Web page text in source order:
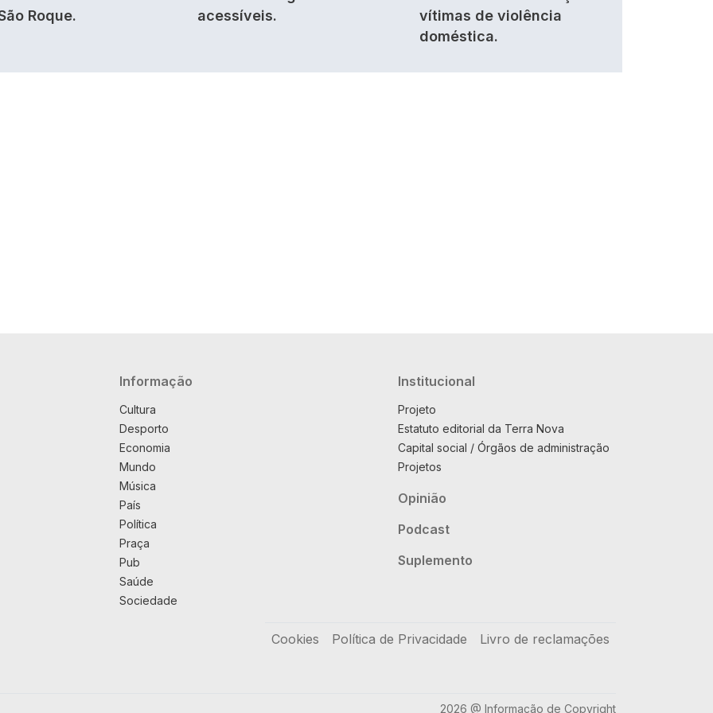
Roque.
acessíveis.
vítimas de violência
doméstica.
Navegação principal
Informação
Cultura
Desporto
Economia
Mundo
Música
País
Política
Praça
Pub
Saúde
Sociedade
Institucional
Projeto
Estatuto editorial da Terra Nova
Capital social / Órgãos de administração
Projetos
Opinião
Podcast
Suplemento
Cookies Política de Privacidade Livro de reclamações
2026 @ Informação de Copyright